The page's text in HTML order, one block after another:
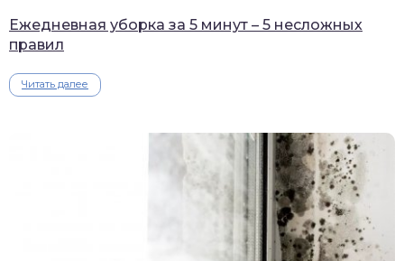
Ежедневная уборка за 5 минут – 5 несложных
правил
Читать далее